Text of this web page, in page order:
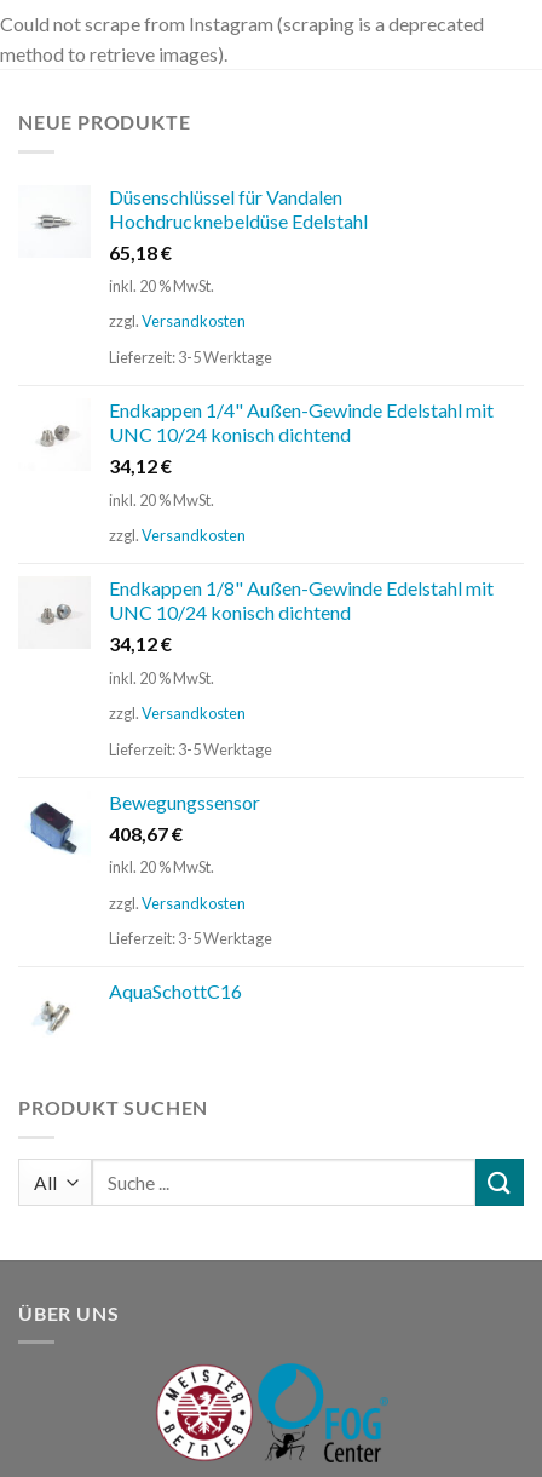
Could not scrape from Instagram (scraping is a deprecated
method to retrieve images).
NEUE PRODUKTE
Düsenschlüssel für Vandalen
Hochdrucknebeldüse Edelstahl
65,18€
inkl. 20 % MwSt.
zzgl.Versandkosten
Lieferzeit:3-5 Werktage
Endkappen 1/4" Außen-Gewinde Edelstahl mit
UNC 10/24 konisch dichtend
34,12€
inkl. 20 % MwSt.
zzgl.Versandkosten
Endkappen 1/8" Außen-Gewinde Edelstahl mit
UNC 10/24 konisch dichtend
34,12€
inkl. 20 % MwSt.
zzgl.Versandkosten
Lieferzeit:3-5 Werktage
Bewegungssensor
408,67€
inkl. 20 % MwSt.
zzgl.Versandkosten
Lieferzeit:3-5 Werktage
AquaSchottC16
PRODUKT SUCHEN
ÜBER UNS